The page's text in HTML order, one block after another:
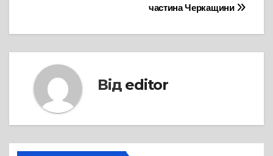
частина Черкащини
Від editor